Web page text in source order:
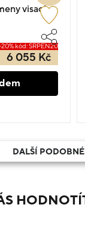
visací
20% kód: SRPEN20
6 055 Kč
DALŠÍ